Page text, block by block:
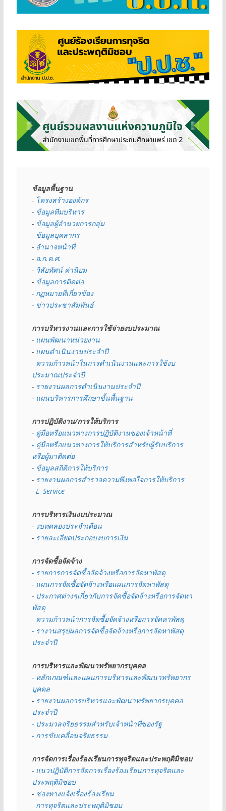
ข้อมูลพื้นฐาน
- โครงสร้างองค์กร
- ข้อมูลทีมบริหาร
- ข้อมูลผู้อำนวยการกลุ่ม
- ข้อมูลบุคลากร
- อำนาจหน้าที่
- อ.ก.ค.ศ.
- วิสัยทัศน์ ค่านิยม
- ข้อมูลการติดต่อ
- กฏหมายที่เกี่ยวข้อง
- ข่าวประชาสัมพันธ์
การบริหารงานและการใช้จ่ายงบประมาณ
- แผนพัฒนาหน่วยงาน
- แผนดำเนินงานประจำปี
- ความก้าวหน้าในการดำเนินงานและการใช้งบ
ประมาณประจำปี
- รายงานผลการดำเนินงานประจำปี
- แผนบริหารการศึกษาขั้นพื้นฐาน
การปฏิบัติงาน/การให้บริการ
- คู่มือหรือแนวทางการปฏิบัติงานของเจ้าหน้าที่
- คู่มือหรือแนวทางการให้บริการสำหรับผู้รับบริการ
หรือผู้มาติดต่อ
- ข้อมูลสถิติการให้บริการ
- รายงานผลการสำรวจความพึงพอใจการให้บริการ
- E–Service
การบริหารเงินงบประมาณ
- งบทดลองประจำเดือน
- รายละเอียดประกอบงบการเงิน
การจัดซื้อจัดจ้าง
- รายการการจัดซื้อจัดจ้างหรือการจัดหาพัสดุ
- แผนการจัดซื้อจัดจ้างหรือแผนการจัดหาพัสดุ
- ประกาศต่างๆเกี่ยวกับการจัดซื้อจัดจ้างหรือการจัดหา
พัสดุ
- ความก้าวหน้าการจัดซื้อจัดจ้างหรือการจัดหาพัสดุ
- รางานสรุปผลการจัดซื้อจัดจ้างหรือการจัดหาพัสดุ
ประจำปี
การบริหารและพัฒนาทรัพยากรบุคคล
- หลักเกณฑ์และแผนการบริหารและพัฒนาทรัพยากร
บุคคล
- รายงานผลการบริหารและพัฒนาทรัพยากรบุคคล
ประจำปี
- ประมวลจริยธรรมสำหรับเจ้าหน้าที่ของรัฐ
- การขับเคลื่อนจริยธรรม
การจัดการเรื่องร้องเรียนการทุจริตและประพฤติมิชอบ
- แนวปฏิบัติการจัดการเรื่องร้องเรียนการทุจริตและ
ประพฤติมิชอบ
- ช่องทางแจ้งเรื่องร้องเรียน
  การทุจริตและประพฤติมิชอบ